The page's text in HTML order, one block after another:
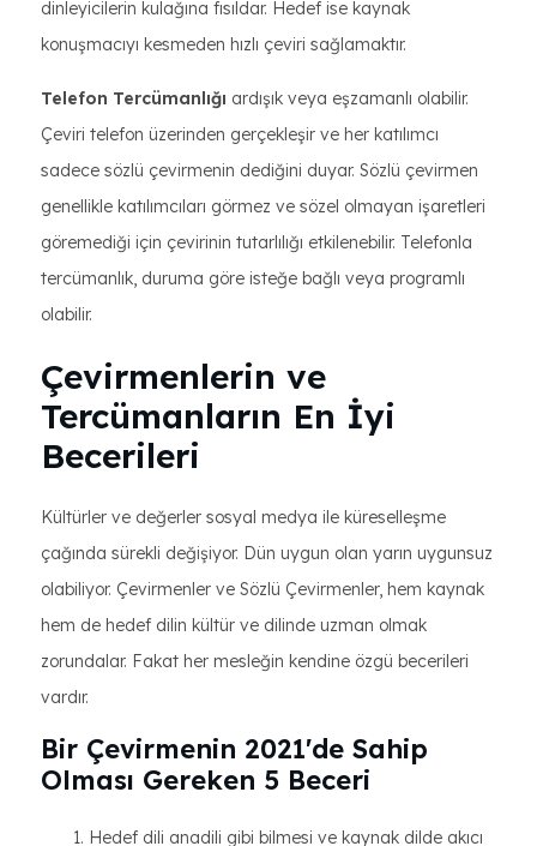
dinleyicilerin kulağına fısıldar. Hedef ise kaynak
konuşmacıyı kesmeden hızlı çeviri sağlamaktır.
Telefon Tercümanlığı ardışık veya eşzamanlı olabilir.
Çeviri telefon üzerinden gerçekleşir ve her katılımcı
sadece sözlü çevirmenin dediğini duyar. Sözlü çevirmen
genellikle katılımcıları görmez ve sözel olmayan işaretleri
göremediği için çevirinin tutarlılığı etkilenebilir. Telefonla
tercümanlık, duruma göre isteğe bağlı veya programlı
olabilir.
Çevirmenlerin ve
Tercümanların En İyi
Becerileri
Kültürler ve değerler sosyal medya ile küreselleşme
çağında sürekli değişiyor. Dün uygun olan yarın uygunsuz
olabiliyor. Çevirmenler ve Sözlü Çevirmenler, hem kaynak
hem de hedef dilin kültür ve dilinde uzman olmak
zorundalar. Fakat her mesleğin kendine özgü becerileri
vardır.
Bir Çevirmenin 2021'de Sahip
Olması Gereken 5 Beceri
Hedef dili anadili gibi bilmesi ve kaynak dilde akıcı